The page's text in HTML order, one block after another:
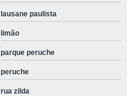
lausane paulista
limão
parque peruche
peruche
rua zilda